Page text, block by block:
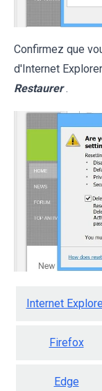
Confirmez que
d'Internet
Restaurer .
Internet
Firefox
Edge